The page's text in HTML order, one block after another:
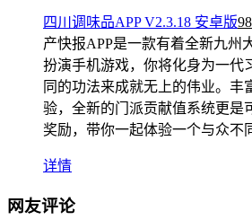
四川调味品APP V2.3.18 安卓版
产快报APP是一款有着全新九州
扮演手机游戏，你将化身为一代
同的功法来成就无上的伟业。丰
验，全新的门派贡献值系统更是
奖励，带你一起体验一个与众不
详情
网友评论